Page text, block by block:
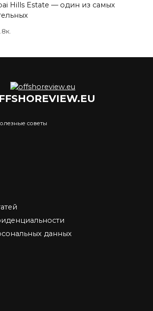
Hills Estate — один из самых
советы
данных